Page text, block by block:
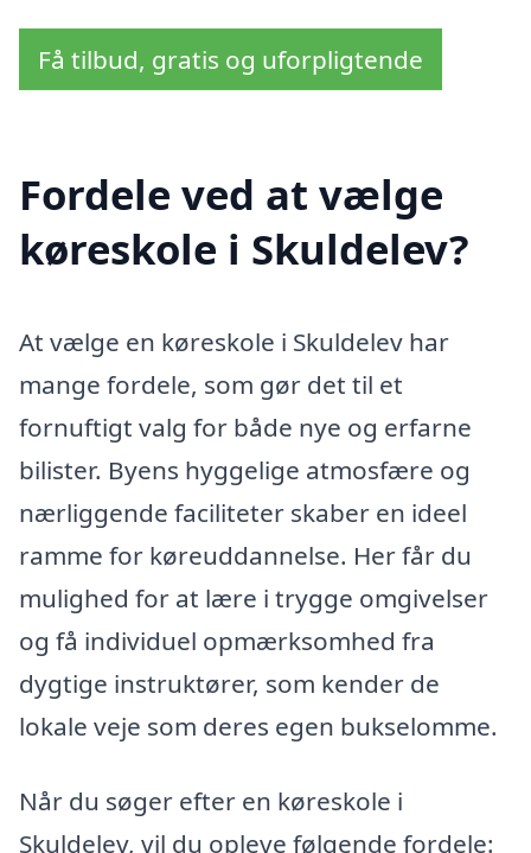
Få tilbud, gratis og uforpligtende
Fordele ved at vælge
køreskole i Skuldelev?
At vælge en køreskole i Skuldelev har
mange fordele, som gør det til et
fornuftigt valg for både nye og erfarne
bilister. Byens hyggelige atmosfære og
nærliggende faciliteter skaber en ideel
ramme for køreuddannelse. Her får du
mulighed for at lære i trygge omgivelser
og få individuel opmærksomhed fra
dygtige instruktører, som kender de
lokale veje som deres egen bukselomme.
Når du søger efter en køreskole i
Skuldelev, vil du opleve følgende fordele: